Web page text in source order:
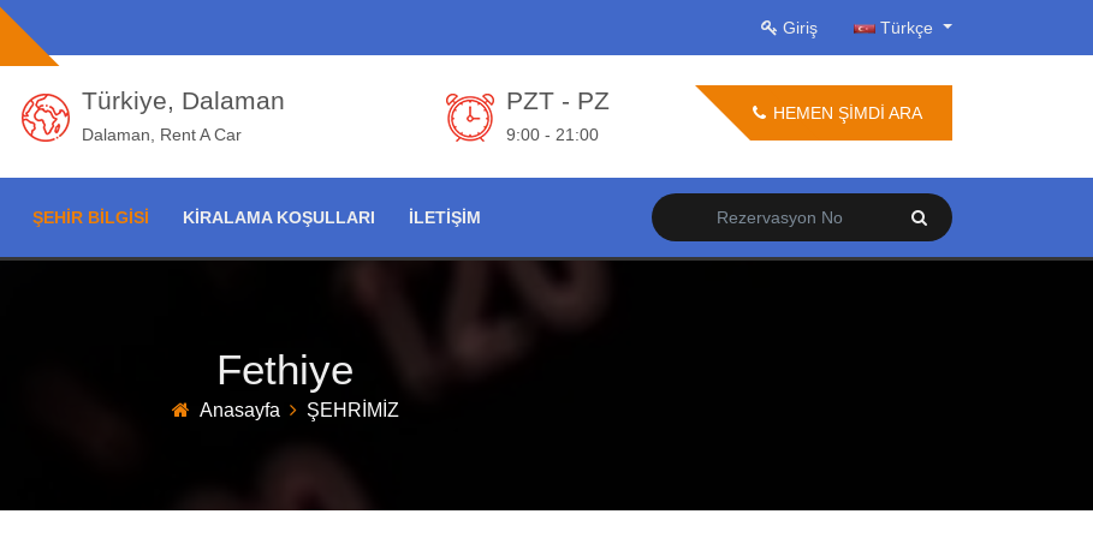
Giriş Türkçe
Türkiye, Dalaman
Dalaman, Rent A Car
PZT - PZ
9:00 - 21:00
HEMEN ŞİMDİ ARA
ŞEHIR BILGISI KİRALAMA KOŞULLARI İLETIŞIM
Fethiye
Anasayfa ŞEHRİMİZ